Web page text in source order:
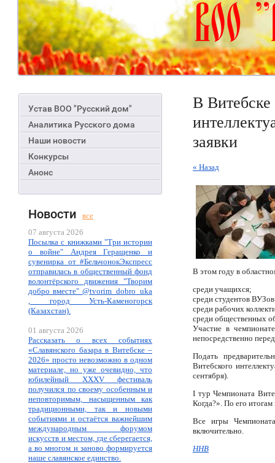
Устав ВОО "Русский дом"
Аналитика Русского дома
Наши новости
Конкурсы
Анонс
Новости
все
07 августа 2026
Посылка с книжками "Три истории
о войне" Андрея Геращенко и
сувенирка от #БельчонокЭкспресс
отправилась в общественный фонд
волонтёрского движения "Творим
добро вместе" @tvorim_dobro_uka
, город Усть-Каменогорск
(Казахстан).
01 августа 2026
Рассказать о всех событиях
«Славянского базара в Витебске –
2026» просто невозможно в одном
материале, но уже очевидно, что
юбилейный XXXV фестиваль
получился по своему особенным и
неповторимым, насыщенным как
традиционными, так и новыми
событиями и остаётся важнейшим
международным форумом
искусств и местом, где сберегается,
а во многом и заново формируется
наше славянское единство.
В Витебске
заявки
« Назад
В этом году в
среди учащихся;
среди студентов
среди рабочих
среди общественных
Участие в
непосредственно
Подать
Витебского
сентября).
I тур Чемпионата
Когда?». По его
Все игры
включительно.
ННВ